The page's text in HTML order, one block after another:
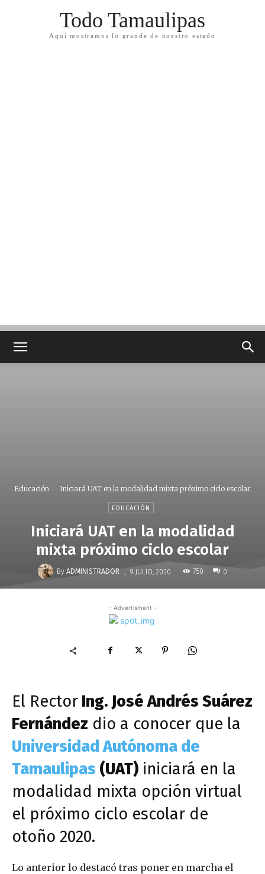
Todo Tamaulipas
Aquí mostramos lo grande de nuestro estado
Educación Iniciará UAT en la modalidad mixta próximo ciclo escolar
EDUCACIÓN
Iniciará UAT en la modalidad
mixta próximo ciclo escolar
By ADMINISTRADOR - 9 JULIO, 2020 750 0
- Advertisment -
El Rector Ing. José Andrés Suárez
Fernández dio a conocer que la
Universidad Autónoma de
Tamaulipas (UAT) iniciará en la
modalidad mixta opción virtual
el próximo ciclo escolar de
otoño 2020.
Lo anterior lo destacó tras poner en marcha el